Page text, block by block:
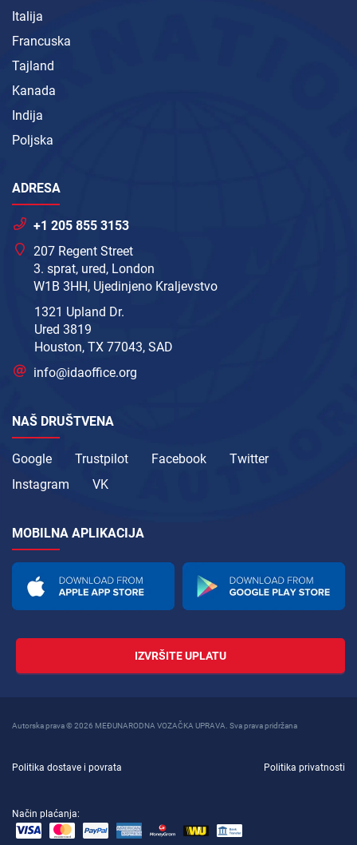
Italija
Francuska
Tajland
Kanada
Indija
Poljska
ADRESA
+1 205 855 3153
207 Regent Street
3. sprat, ured, London
W1B 3HH, Ujedinjeno Kraljevstvo
1321 Upland Dr.
Ured 3819
Houston, TX 77043, SAD
info@idaoffice.org
NAŠ DRUŠTVENA
Google Trustpilot Facebook
Twitter
Instagram
VK
MOBILNA APLIKACIJA
IZVRŠITE UPLATU
Autorska prava © 2026 MEĐUNARODNA VOZAČKA UPRAVA. Sva prava pridržana
Politika dostave i povrata Politika privatnosti
Način plaćanja: